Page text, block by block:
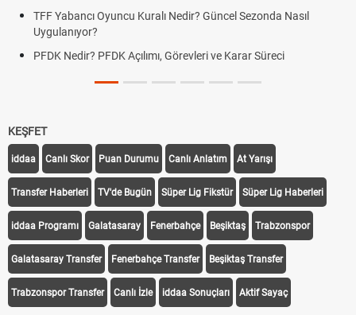
TFF Yabancı Oyuncu Kuralı Nedir? Güncel Sezonda Nasıl
Uygulanıyor?
PFDK Nedir? PFDK Açılımı, Görevleri ve Karar Süreci
KEŞFET
iddaa Canlı Skor Puan Durumu Canlı Anlatım At Yarışı
Transfer Haberleri TV'de Bugün Süper Lig Fikstür Süper Lig Haberleri
iddaa Programı Galatasaray Fenerbahçe Beşiktaş Trabzonspor
Galatasaray Transfer Fenerbahçe Transfer Beşiktaş Transfer
Trabzonspor Transfer Canlı İzle iddaa Sonuçları Aktif Sayaç